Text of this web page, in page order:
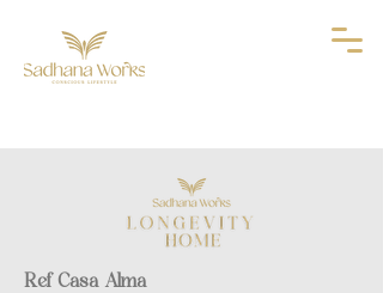
Ref Casa Alma